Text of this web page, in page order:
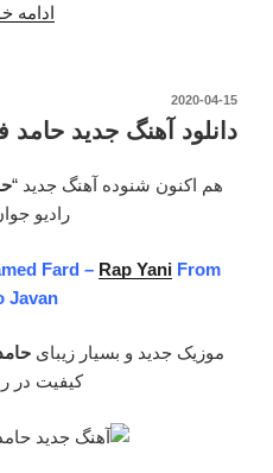
ادامه
نوشته‌شده
2020-04-15
دانلود آهنگ جدید
هم اکنون شنوده آهنگ جدید “
رادیو
Fard – Rap Yani From
Javan
موزیک جدید و بسیار زیبای
کیفیت در